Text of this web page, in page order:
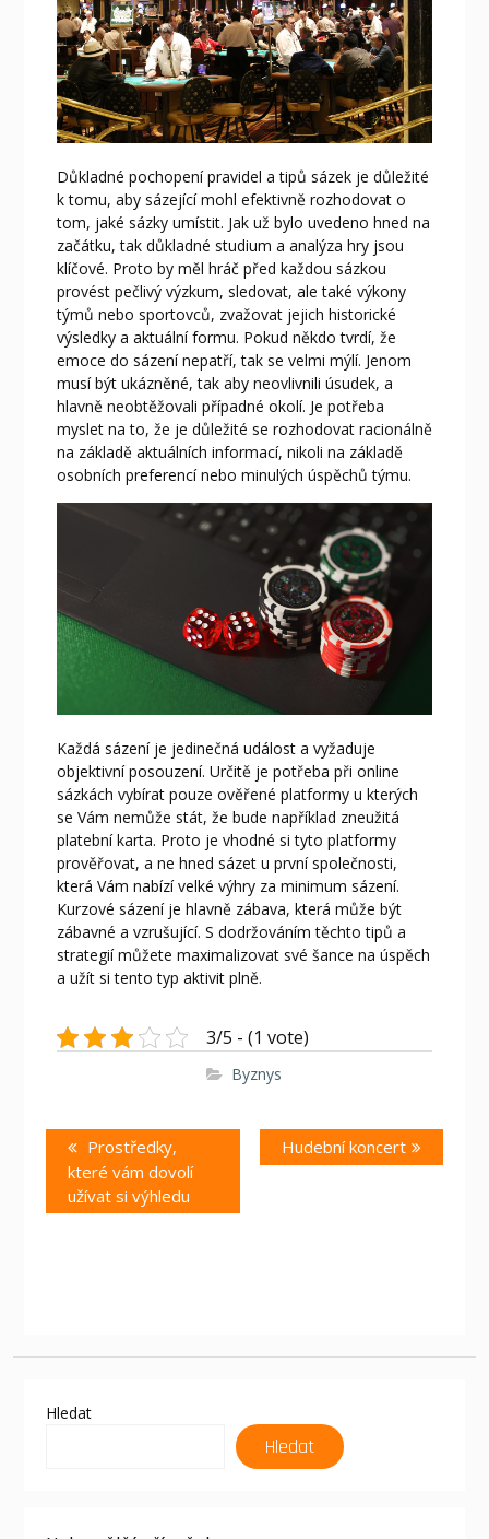
Důkladné pochopení pravidel a tipů sázek je důležité
k tomu, aby sázející mohl efektivně rozhodovat o
tom, jaké sázky umístit. Jak už bylo uvedeno hned na
začátku, tak důkladné studium a analýza hry jsou
klíčové. Proto by měl hráč před každou sázkou
provést pečlivý výzkum, sledovat, ale také výkony
týmů nebo sportovců, zvažovat jejich historické
výsledky a aktuální formu. Pokud někdo tvrdí, že
emoce do sázení nepatří, tak se velmi mýlí. Jenom
musí být ukázněné, tak aby neovlivnili úsudek, a
hlavně neobtěžovali případné okolí. Je potřeba
myslet na to, že je důležité se rozhodovat racionálně
na základě aktuálních informací, nikoli na základě
osobních preferencí nebo minulých úspěchů týmu.
Každá sázení je jedinečná událost a vyžaduje
objektivní posouzení. Určitě je potřeba při online
sázkách vybírat pouze ověřené platformy u kterých
se Vám nemůže stát, že bude například zneužitá
platební karta. Proto je vhodné si tyto platformy
prověřovat, a ne hned sázet u první společnosti,
která Vám nabízí velké výhry za minimum sázení.
Kurzové sázení je hlavně zábava, která může být
zábavné a vzrušující. S dodržováním těchto tipů a
strategií můžete maximalizovat své šance na úspěch
a užít si tento typ aktivit plně.
3/5 - (1 vote)
Byznys
Navigace
pro
příspěvek
Previous
post:
Prostředky,
které vám dovolí
užívat si výhledu
Next
post:
Hudební koncert
Hledat
Hledat